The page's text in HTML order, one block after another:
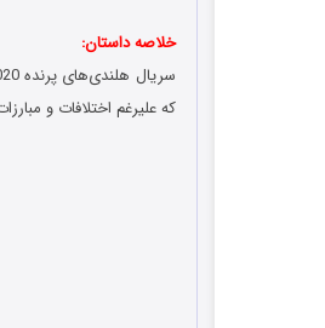
خلاصه داستان:
که علیرغم اختلافات و